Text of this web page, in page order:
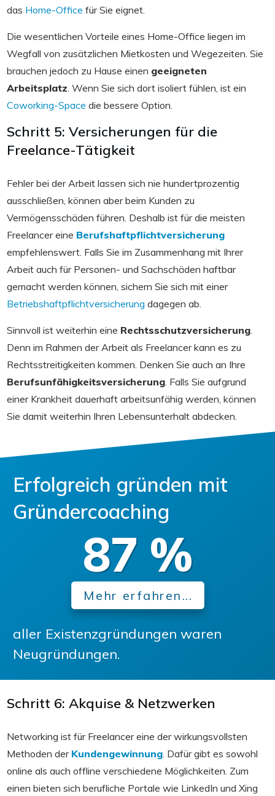
das Home-Office für Sie eignet.
Die wesentlichen Vorteile eines Home-Office liegen im
Wegfall von zusätzlichen Mietkosten und Wegezeiten. Sie
brauchen jedoch zu Hause einen geeigneten
Arbeitsplatz. Wenn Sie sich dort isoliert fühlen, ist ein
Coworking-Space die bessere Option.
Schritt 5: Versicherungen für die
Freelance-Tätigkeit
Fehler bei der Arbeit lassen sich nie hundertprozentig
ausschließen, können aber beim Kunden zu
Vermögensschäden führen. Deshalb ist für die meisten
Freelancer eine Berufshaftpflichtversicherung
empfehlenswert. Falls Sie im Zusammenhang mit Ihrer
Arbeit auch für Personen- und Sachschäden haftbar
gemacht werden können, sichern Sie sich mit einer
Betriebshaftpflichtversicherung dagegen ab.
Sinnvoll ist weiterhin eine Rechtsschutzversicherung.
Denn im Rahmen der Arbeit als Freelancer kann es zu
Rechtsstreitigkeiten kommen. Denken Sie auch an Ihre
Berufsunfähigkeitsversicherung. Falls Sie aufgrund
einer Krankheit dauerhaft arbeitsunfähig werden, können
Sie damit weiterhin Ihren Lebensunterhalt abdecken.
Erfolgreich gründen mit
Gründercoaching
87 %
Mehr erfahren...
aller Existenzgründungen waren
Neugründungen.
Schritt 6: Akquise & Netzwerken
Networking ist für Freelancer eine der wirkungsvollsten
Methoden der Kundengewinnung. Dafür gibt es sowohl
online als auch offline verschiedene Möglichkeiten. Zum
einen bieten sich berufliche Portale wie LinkedIn und Xing